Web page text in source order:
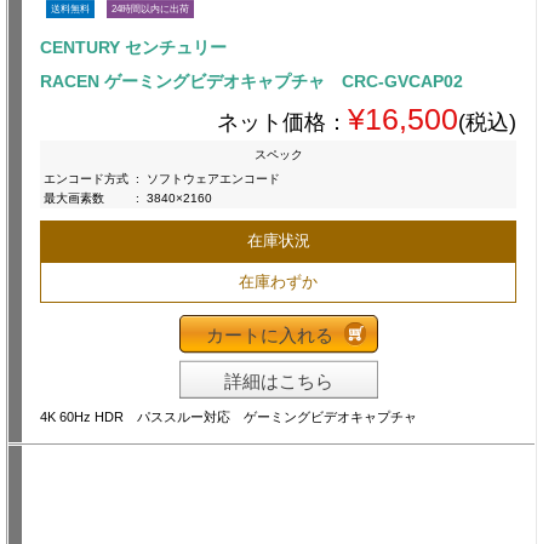
送料無料 24時間以内に出荷
CENTURY センチュリー
RACEN ゲーミングビデオキャプチャ CRC-GVCAP02
ネット価格： ¥16,500(税込)
スペック
エンコード方式 :
ソフトウェアエンコード
最大画素数
: 3840×2160
在庫状況
在庫わずか
カートに入れる
詳細はこちら
4K 60Hz HDR パススルー対応 ゲーミングビデオキャプチャ